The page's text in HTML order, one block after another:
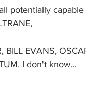
potentially
BILL EVANS,
I don't know...